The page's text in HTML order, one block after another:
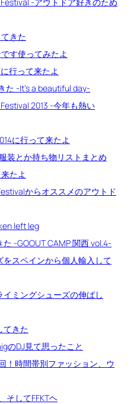
きた
す使ってみたよ
行って来たよ
た -It’s a beautiful day-
2013 -今年も熱い
に行って来たよ
装とか持ち物リストまとめ
たよ
からオススメのアウトド
left leg
-GOOUT CAMP 関西 vol.4-
スペインから個人輸入して
ミングシューズの伸ばし
てきた
のDJ見て思ったこと
！時間帯別ファッション、ウ
そしてFFKTヘ